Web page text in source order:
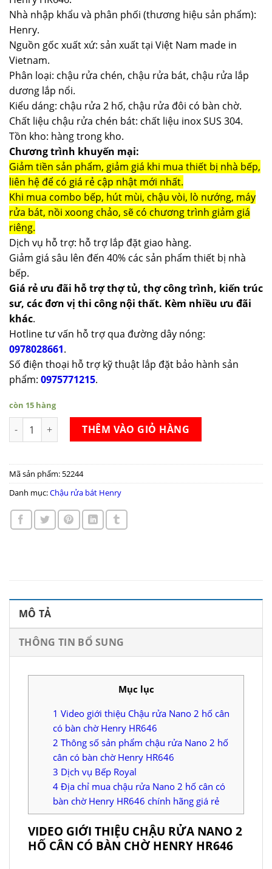
Nhà nhập khẩu và phân phối (thương hiệu sản phẩm):
Henry.
Nguồn gốc xuất xứ: sản xuất tại Việt Nam made in
Vietnam.
Phân loại: chậu rửa chén, chậu rửa bát, chậu rửa lắp
dương lắp nổi.
Kiểu dáng: chậu rửa 2 hố, chậu rửa đôi có bàn chờ.
Chất liệu chậu rửa chén bát: chất liệu inox SUS 304.
Tồn kho: hàng trong kho.
Chương trình khuyến mại:
Giảm tiền sản phẩm, giảm giá khi mua thiết bị nhà bếp,
liên hệ để có giá rẻ cập nhật mới nhất.
Khi mua combo bếp, hút mùi, chậu vòi, lò nướng, máy
rửa bát, nồi xoong chảo, sẽ có chương trình giảm giá
riêng.
Dịch vụ hỗ trợ: hỗ trợ lắp đặt giao hàng.
Giảm giá sâu lên đến 40% các sản phẩm thiết bị nhà
bếp.
Giá rẻ ưu đãi hỗ trợ thợ tủ, thợ công trình, kiến trúc
sư, các đơn vị thi công nội thất. Kèm nhiều ưu đãi
khác.
Hotline tư vấn hỗ trợ qua đường dây nóng:
0978028661.
Số điện thoại hỗ trợ kỹ thuật lắp đặt bảo hành sản
phẩm: 0975771215.
còn 15 hàng
Chậu rửa Nano 2 hố cân có bàn chờ Henry HR646 số lượng
THÊM VÀO GIỎ HÀNG
Mã sản phẩm: 52244
Danh mục:Chậu rửa bát Henry
MÔ TẢ
THÔNG TIN BỔ SUNG
Mục lục
1 Video giới thiệu Chậu rửa Nano 2 hố cân
có bàn chờ Henry HR646
2 Thông số sản phẩm chậu rửa Nano 2 hố
cân có bàn chờ Henry HR646
3 Dịch vụ Bếp Royal
4 Địa chỉ mua chậu rửa Nano 2 hố cân có
bàn chờ Henry HR646 chính hãng giá rẻ
VIDEO GIỚI THIỆU CHẬU RỬA NANO 2
HỐ CÂN CÓ BÀN CHỜ HENRY HR646